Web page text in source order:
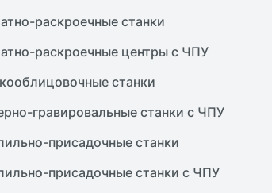
раскроечные станки
раскроечные центры с ЧПУ
cтанки
гравировальные станки с ЧПУ
присадочные станки
присадочные станки с ЧПУ